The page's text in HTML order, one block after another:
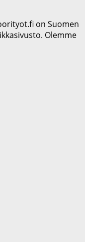
on Suomen
Olemme